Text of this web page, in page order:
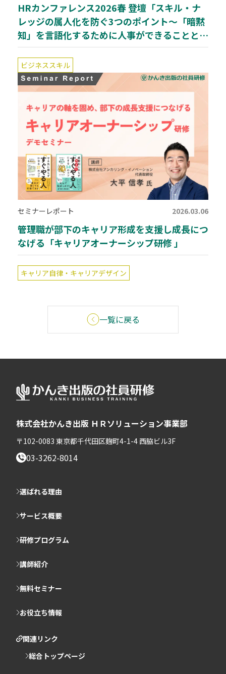
HRカンファレンス2026春 登壇「スキル・ナ
レッジの属人化を防ぐ3つのポイント～「暗黙
知」を言語化するために人事ができることとは
～」
ビジネススキル
セミナーレポート 2026.03.06
管理職が部下のキャリア形成を支援し成長につ
なげる「キャリアオーナーシップ研修 」
キャリア自律・キャリアデザイン
一覧に戻る
株式会社かんき出版 ＨＲソリューション事業部
〒102-0083 東京都千代田区麹町4-1-4 西脇ビル3F
03-3262-8014
選ばれる理由
サービス概要
研修プログラム
講師紹介
無料セミナー
お役立ち情報
関連リンク
総合トップページ